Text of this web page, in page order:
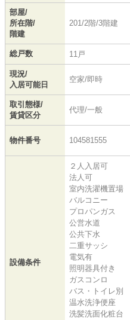
部屋/
所在階/
階建
201/2階/3階建
総戸数 11戸
現況/
入居可能日
空家/即時
取引態様/
賃貸区分
代理/一般
物件番号 104581555
設備条件
２人入居可
法人可
室内洗濯機置場
バルコニー
プロパンガス
公営水道
公共下水
二重サッシ
電気有
照明器具付き
ガスコンロ
バス・トイレ別
温水洗浄便座
洗髪洗面化粧台